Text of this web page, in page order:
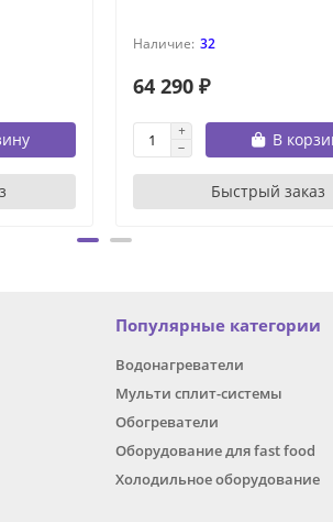
32
64 290 ₽
В
Быстрый заказ
Популярные категории
Водонагреватели
Мульти сплит-системы
Обогреватели
Оборудование для fast food
Холодильное оборудование